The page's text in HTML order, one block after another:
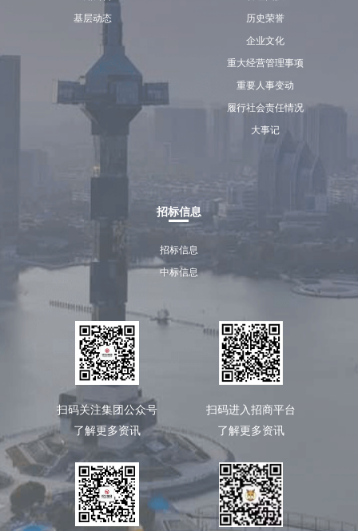
基层动态
历史荣誉
企业文化
重大经营管理事项
重要人事变动
履行社会责任情况
大事记
招标信息
招标信息
中标信息
扫码关注集团公众号
了解更多资讯
扫码进入招商平台
了解更多资讯